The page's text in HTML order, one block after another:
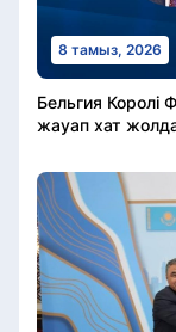
8 тамыз, 2026
Бельгия
жауап хат